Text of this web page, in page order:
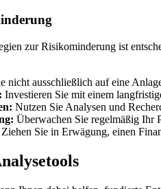
zur Risikominderung ist
nicht ausschließlich auf eine
Investieren Sie mit einem
Nutzen Sie Analysen und
Überwachen Sie regelmäßig Ihr
Ziehen Sie in Erwägung, einen